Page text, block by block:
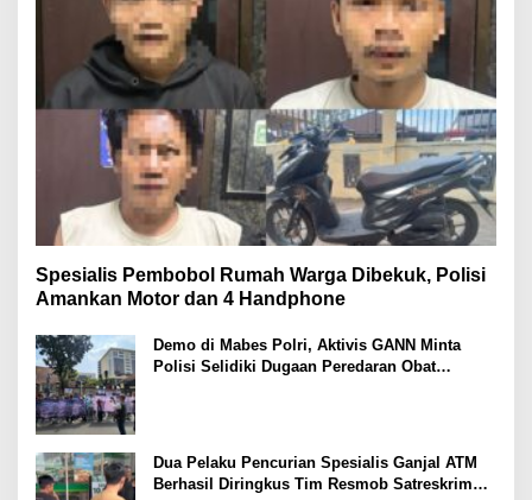
Spesialis Pembobol Rumah Warga Dibekuk, Polisi
Amankan Motor dan 4 Handphone
Demo di Mabes Polri, Aktivis GANN Minta
Polisi Selidiki Dugaan Peredaran Obat
Dua Pelaku Pencurian Spesialis Ganjal ATM
Berhasil Diringkus Tim Resmob Satreskrim